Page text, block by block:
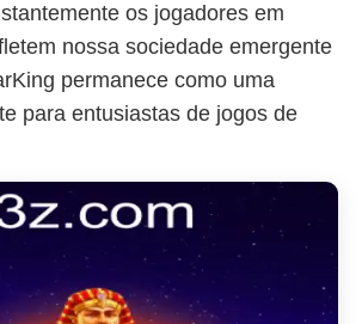
os jogadores em
nossa sociedade emergente
permanece como uma
para entusiastas de jogos de